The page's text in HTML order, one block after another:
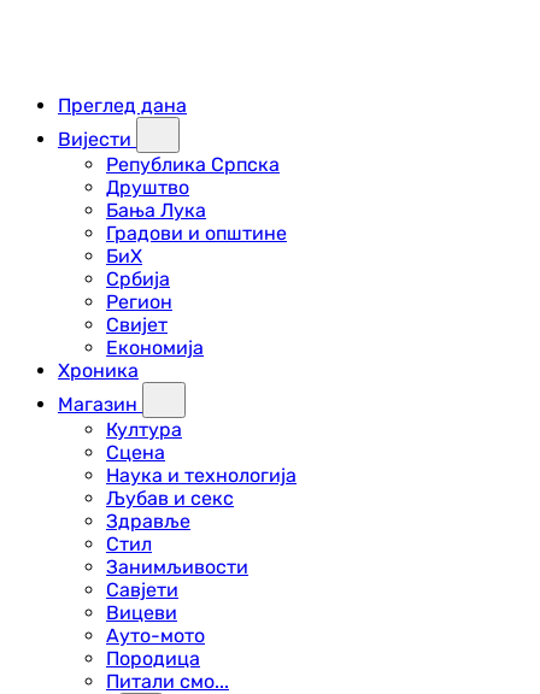
Преглед дана
Вијести
Република Српска
Друштво
Бања Лука
Градови и општине
БиХ
Србија
Регион
Свијет
Економија
Хроника
Магазин
Култура
Сцена
Наука и технологија
Љубав и секс
Здравље
Стил
Занимљивости
Савјети
Вицеви
Ауто-мото
Породица
Питали смо...